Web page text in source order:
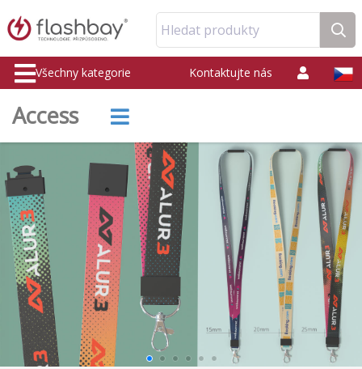
Hledat produkty
Všechny kategorie Kontaktujte nás
Access